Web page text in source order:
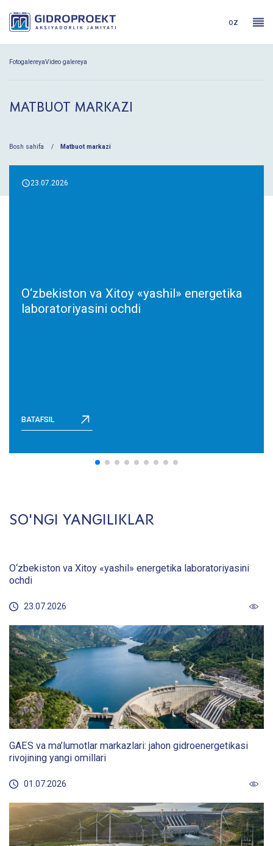
oz
FotogalereyaVideo galereya
MATBUOT MARKAZI
Bosh sahifa Matbuot markazi
23.07.2026
O‘zbekiston va Xitoy «yashil» energetika
laboratoriyasini ochdi
BATAFSIL
SO'NGI YANGILIKLAR
O‘zbekiston va Xitoy «yashil» energetika laboratoriyasini
ochdi
23.07.2026
GAES va ma’lumotlar markazlari: jahon gidroenergetikasi
rivojining yangi omillari
01.07.2026